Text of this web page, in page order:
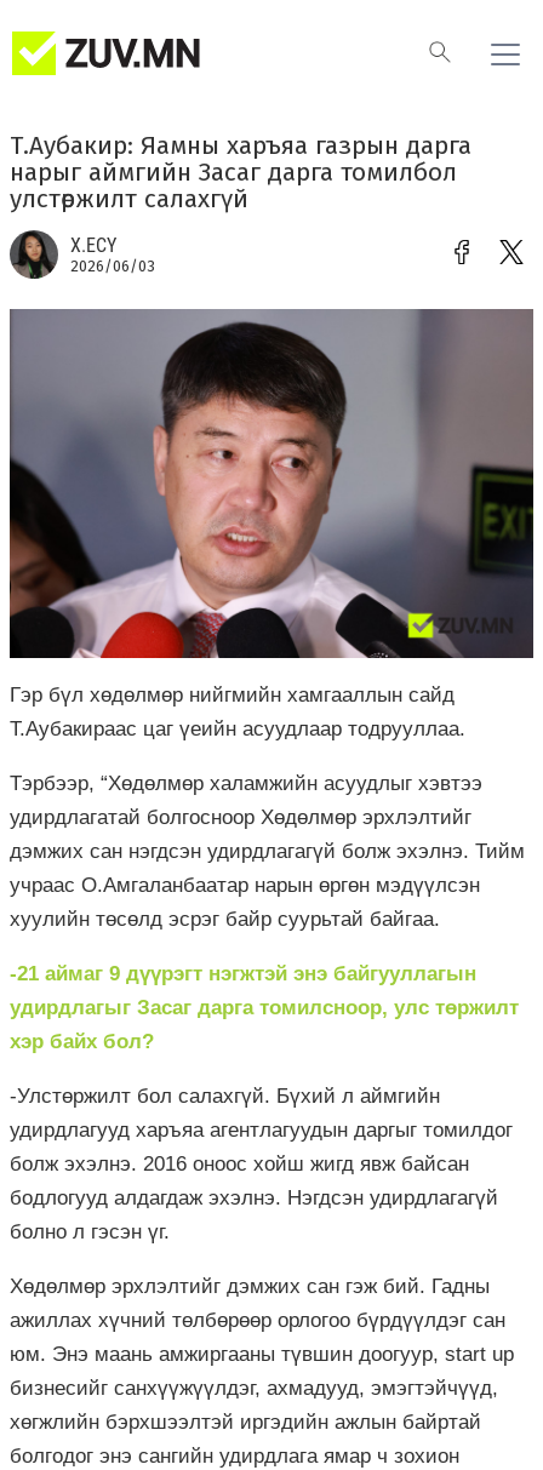
Т.Аубакир: Яамны харъяа газрын дарга
нарыг аймгийн Засаг дарга томилбол
улстөржилт салахгүй
Х.ЕСҮ
2026/06/03
Гэр бүл хөдөлмөр нийгмийн хамгааллын сайд
Т.Аубакираас цаг үеийн асуудлаар тодрууллаа.
Тэрбээр, “Хөдөлмөр халамжийн асуудлыг хэвтээ
удирдлагатай болгосноор Хөдөлмөр эрхлэлтийг
дэмжих сан нэгдсэн удирдлагагүй болж эхэлнэ. Тийм
учраас О.Амгаланбаатар нарын өргөн мэдүүлсэн
хуулийн төсөлд эсрэг байр суурьтай байгаа.
-21 аймаг 9 дүүрэгт нэгжтэй энэ байгууллагын
удирдлагыг Засаг дарга томилсноор, улс төржилт
хэр байх бол?
-Улстөржилт бол салахгүй. Бүхий л аймгийн
удирдлагууд харъяа агентлагуудын даргыг томилдог
болж эхэлнэ. 2016 оноос хойш жигд явж байсан
бодлогууд алдагдаж эхэлнэ. Нэгдсэн удирдлагагүй
болно л гэсэн үг.
Хөдөлмөр эрхлэлтийг дэмжих сан гэж бий. Гадны
ажиллах хүчний төлбөрөөр орлогоо бүрдүүлдэг сан
юм. Энэ маань амжиргааны түвшин доогуур, start up
бизнесийг санхүүжүүлдэг, ахмадууд, эмэгтэйчүүд,
хөгжлийн бэрхшээлтэй иргэдийн ажлын байртай
болгодог энэ сангийн удирдлага ямар ч зохион